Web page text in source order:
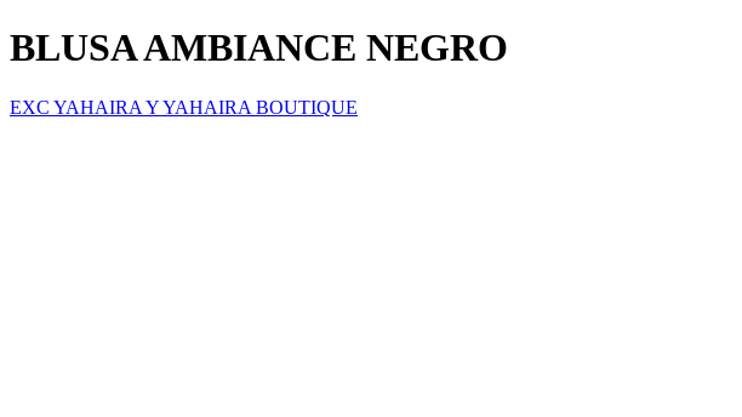
BLUSA AMBIANCE NEGRO
EXC YAHAIRA Y YAHAIRA BOUTIQUE